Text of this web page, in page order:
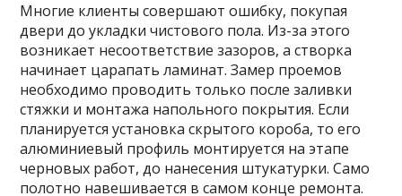
Многие клиенты совершают ошибку, покупая
двери до укладки чистового пола. Из-за этого
возникает несоответствие зазоров, а створка
начинает царапать ламинат. Замер проемов
необходимо проводить только после заливки
стяжки и монтажа напольного покрытия. Если
планируется установка скрытого короба, то его
алюминиевый профиль монтируется на этапе
черновых работ, до нанесения штукатурки. Само
полотно навешивается в самом конце ремонта.